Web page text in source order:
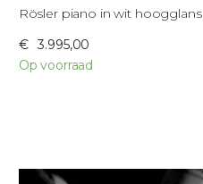
Rösler piano in wit hoogglans
€ 3.995,00
Op voorraad